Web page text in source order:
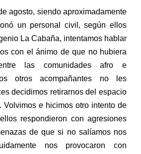
agosto, siendo aproximadamente
un personal civil, según ellos
La Cabaña, intentamos hablar
con el ánimo de que no hubiera
entre las comunidades afro e
otros acompañantes no les
decidimos retirarnos del espacio
Volvimos e hicimos otro intento de
respondieron con agresiones
de que si no salíamos nos
nos provocaron con